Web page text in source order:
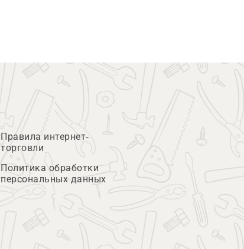
Правила интернет-
торговли
Политика обработки
персональных данных